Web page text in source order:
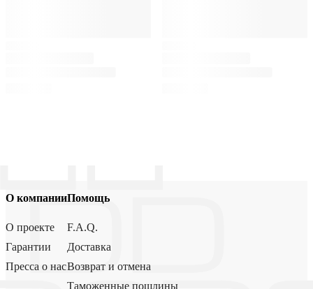
О компании
О проекте
Гарантии
Пресса о нас
Помощь
F.A.Q.
Доставка
Возврат и отмена
Таможенные пошлины